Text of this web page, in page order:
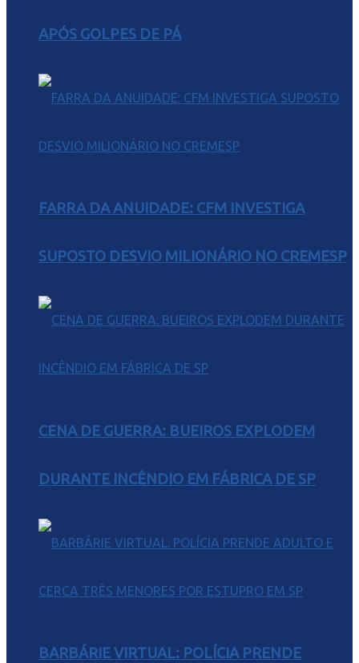
APÓS GOLPES DE PÁ
FARRA DA ANUIDADE: CFM INVESTIGA
SUPOSTO DESVIO MILIONÁRIO NO CREMESP
CENA DE GUERRA: BUEIROS EXPLODEM
DURANTE INCÊNDIO EM FÁBRICA DE SP
BARBÁRIE VIRTUAL: POLÍCIA PRENDE